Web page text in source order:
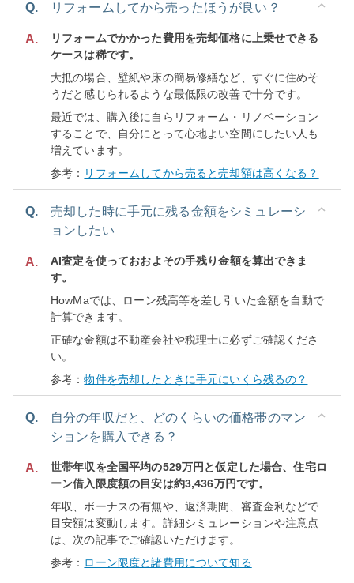
Q. リフォームしてから売ったほうが良い？
A.
リフォームでかかった費用を売却価格に上乗せできる
ケースは稀です。
大抵の場合、壁紙や床の簡易修繕など、すぐに住めそ
うだと感じられるような最低限の改善で十分です。
最近では、購入後に自らリフォーム・リノベーション
することで、自分にとって心地よい空間にしたい人も
増えています。
参考： リフォームしてから売ると売却額は高くなる？
Q.
売却した時に手元に残る金額をシミュレーシ
ョンしたい
A.
AI査定を使っておおよその手残り金額を算出できま
す。
HowMaでは、ローン残高等を差し引いた金額を自動で
計算できます。
正確な金額は不動産会社や税理士に必ずご確認くださ
い。
参考：物件を売却したときに手元にいくら残るの？
Q.
自分の年収だと、どのくらいの価格帯のマン
ションを購入できる？
A.
世帯年収を全国平均の529万円と仮定した場合、住宅ロ
ーン借入限度額の目安は約3,436万円です。
年収、ボーナスの有無や、返済期間、審査金利などで
目安額は変動します。詳細シミュレーションや注意点
は、次の記事でご確認いただけます。
参考： ローン限度と諸費用について知る